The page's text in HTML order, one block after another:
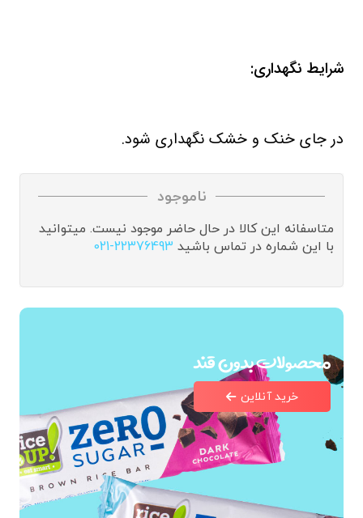
شرایط نگهداری:
در جای خنک و خشک نگهداری شود.
ناموجود
متاسفانه این کالا در حال حاضر موجود نیست. میتوانید
با این شماره در تماس باشید 021-22376493
محصولات بدون قند
خرید آنلاین